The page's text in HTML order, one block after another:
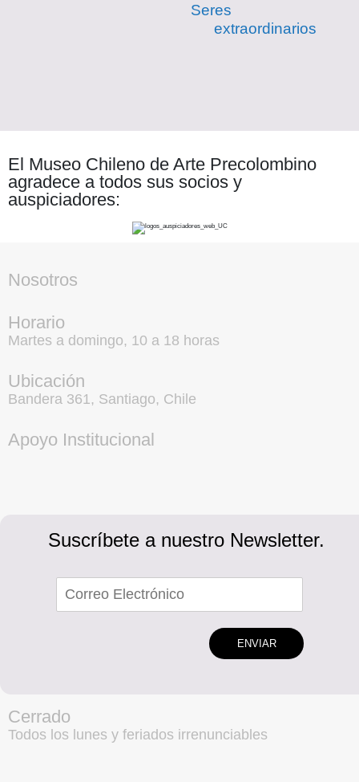
Seres
extraordinarios
El Museo Chileno de Arte Precolombino
agradece a todos sus socios y
auspiciadores:
Nosotros
Horario
Martes a domingo, 10 a 18 horas
Ubicación
Bandera 361, Santiago, Chile
Apoyo Institucional
Suscríbete a nuestro Newsletter.
ENVIAR
Cerrado
Todos los lunes y feriados irrenunciables